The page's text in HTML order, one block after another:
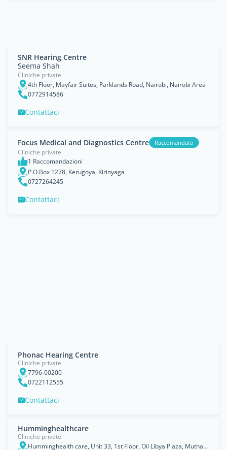
SNR Hearing Centre
Seema Shah
Cliniche private
4th Floor, Mayfair Suites, Parklands Road, Nairobi, Nairobi Area
0772914586
Contattaci
Focus Medical and Diagnostics Centre Raccomandato
Cliniche private
1 Raccomandazioni
P.O.Box 1278, Kerugoya, Kirinyaga
0727264245
Contattaci
Phonac Hearing Centre
Cliniche private
7796-00200
0722112555
Contattaci
Humminghealthcare
Cliniche private
Humminghealth care, Unit 33, 1st Floor, Oil Libya Plaza, Muthaiga, PO Box 16872